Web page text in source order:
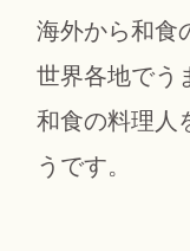
海外から和食
世界各地でう
和食の料理人
うです。